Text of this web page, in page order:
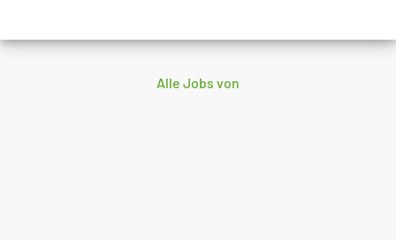
Alle Jobs von